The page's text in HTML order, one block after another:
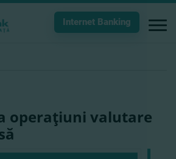
Internet Banking
operaţiuni valutare